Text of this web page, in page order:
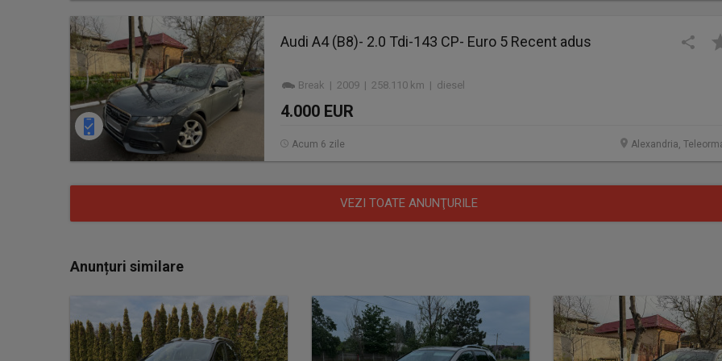
Audi A4 (B8)- 2.0 Tdi-143 CP- Euro 5 Recent adus
Break | 2009 | 258.110 km | diesel
4.000 EUR
Alexandria,
Acum 6 zile
VEZI TOATE ANUNŢURILE
Anunțuri similare